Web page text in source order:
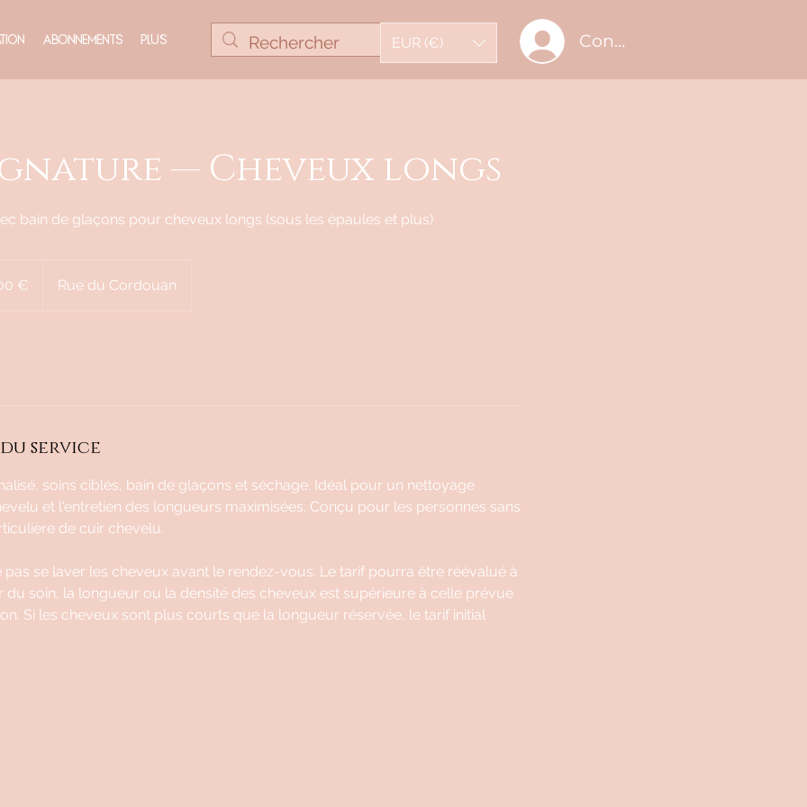
Abonnements Plus Connectez-vous
EUR (€)
— Cheveux longs
bain de glaçons pour cheveux longs (sous les épaules et plus)
€ Rue du Cordouan
service
soins ciblés, bain de glaçons et séchage. Idéal pour un nettoyage
et l'entretien des longueurs maximisées. Conçu pour les personnes sans
de cuir chevelu.
pas se laver les cheveux avant le rendez-vous. Le tarif pourra être réévalué à
du soin, la longueur ou la densité des cheveux est supérieure à celle prévue
Si les cheveux sont plus courts que la longueur réservée, le tarif initial